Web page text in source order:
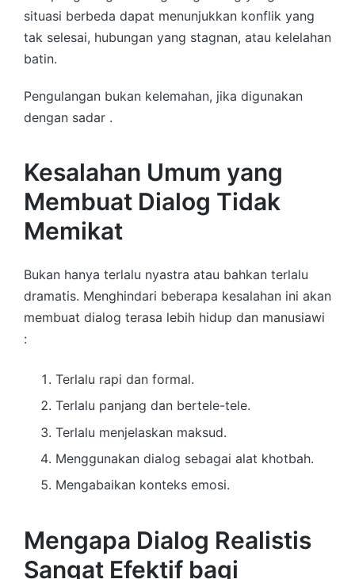
situasi berbeda dapat menunjukkan konflik yang
tak selesai, hubungan yang stagnan, atau kelelahan
batin.
Pengulangan bukan kelemahan, jika digunakan
dengan sadar .
Kesalahan Umum yang
Membuat Dialog Tidak
Memikat
Bukan hanya terlalu nyastra atau bahkan terlalu
dramatis. Menghindari beberapa kesalahan ini akan
membuat dialog terasa lebih hidup dan manusiawi
:
Terlalu rapi dan formal.
Terlalu panjang dan bertele-tele.
Terlalu menjelaskan maksud.
Menggunakan dialog sebagai alat khotbah.
Mengabaikan konteks emosi.
Mengapa Dialog Realistis
Sangat Efektif bagi